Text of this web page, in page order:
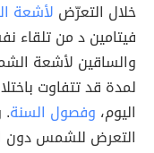
خلال التعرّض لأشعة
فيتامين د من تلقاء
والساقين لأشعة
لمدة قد تتفاوت
اليوم، وفصول السنة.
التعرض للشمس دون